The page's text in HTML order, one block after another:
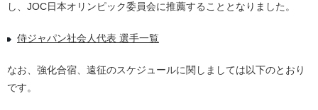
し、JOC日本オリンピック委員会に推薦することとなりました。
侍ジャパン社会人代表 選手一覧
なお、強化合宿、遠征のスケジュールに関しましては以下のとおり
です。